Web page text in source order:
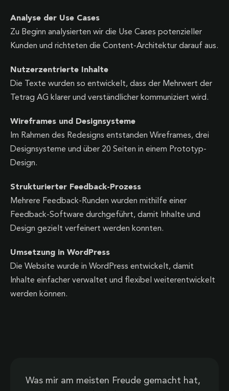
Analyse der Use Cases
Zu Beginn analysierten wir die Use Cases potenzieller
Kunden und richteten die Content-Architektur darauf aus.
Nutzerzentrierte Inhalte
Die Texte wurden so entwickelt, dass der Mehrwert der
Tetrag AG klarer und verständlicher kommuniziert wird.
Wireframes und Designsysteme
Im Rahmen des Redesigns entstanden Wireframes, drei
Designsysteme und über 20 Seiten in einem Prototyp-
Design.
Strukturierter Feedback-Prozess
Mehrere Feedback-Runden wurden mithilfe einer
Feedback-Software durchgeführt, damit Inhalte und
Design gezielt verfeinert werden konnten.
Umsetzung in WordPress
Die Website wurde in WordPress entwickelt, damit
Inhalte einfacher verwaltet und flexibel weiterentwickelt
werden können.
Was mir am meisten Freude gemacht hat,